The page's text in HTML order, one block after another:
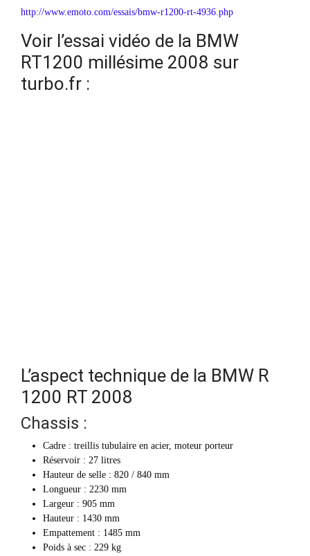
http://www.emoto.com/essais/bmw-r1200-rt-4936.php
Voir l’essai vidéo de la BMW
RT1200 millésime 2008 sur
turbo.fr :
L’aspect technique de la BMW R
1200 RT 2008
Chassis :
Cadre : treillis tubulaire en acier, moteur porteur
Réservoir : 27 litres
Hauteur de selle : 820 / 840 mm
Longueur : 2230 mm
Largeur : 905 mm
Hauteur : 1430 mm
Empattement : 1485 mm
Poids à sec : 229 kg